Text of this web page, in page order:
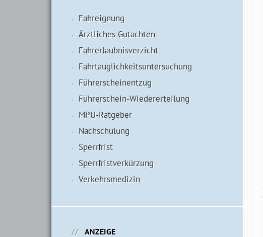
Fahreignung
Ärztliches Gutachten
Fahrerlaubnisverzicht
Fahrtauglichkeits­untersuchung
Führerscheinentzug
Führerschein-Wiedererteilung
MPU-Ratgeber
Nachschulung
Sperrfrist
Sperrfristverkürzung
Verkehrsmedizin
ANZEIGE